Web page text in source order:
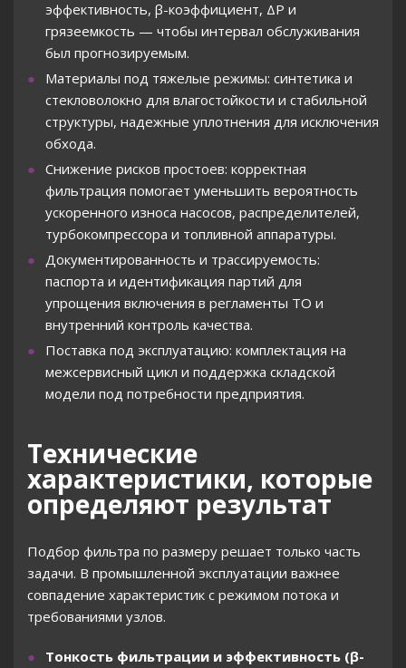
эффективность, β-коэффициент, ΔP и
грязеемкость — чтобы интервал обслуживания
был прогнозируемым.
Материалы под тяжелые режимы: синтетика и
стекловолокно для влагостойкости и стабильной
структуры, надежные уплотнения для исключения
обхода.
Снижение рисков простоев: корректная
фильтрация помогает уменьшить вероятность
ускоренного износа насосов, распределителей,
турбокомпрессора и топливной аппаратуры.
Документированность и трассируемость:
паспорта и идентификация партий для
упрощения включения в регламенты ТО и
внутренний контроль качества.
Поставка под эксплуатацию: комплектация на
межсервисный цикл и поддержка складской
модели под потребности предприятия.
Технические
характеристики, которые
определяют результат
Подбор фильтра по размеру решает только часть
задачи. В промышленной эксплуатации важнее
совпадение характеристик с режимом потока и
требованиями узлов.
Тонкость фильтрации и эффективность (β-